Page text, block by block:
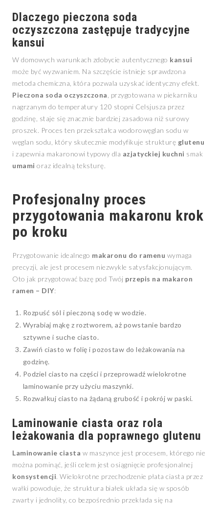
Dlaczego pieczona soda
oczyszczona zastępuje tradycyjne
kansui
W domowych warunkach zdobycie autentycznego kansui
może być wyzwaniem. Na szczęście istnieje sprawdzona
metoda chemiczna, która pozwala uzyskać identyczny efekt.
Pieczona soda oczyszczona , przygotowana w piekarniku
nagrzanym do temperatury 120 stopni Celsjusza przez
godzinę, staje się znacznie bardziej zasadowa niż surowy
proszek. Proces ten przekształca wodorowęglan sodu w
węglan sodu, który skutecznie modyfikuje strukturę glutenu
i zapewnia makaronowi typowy dla azjatyckiej kuchni smak
umami oraz idealną teksturę.
Profesjonalny proces
przygotowania makaronu krok
po kroku
Przygotowanie idealnego makaronu do ramenu wymaga
precyzji, ale jest procesem niezwykle satysfakcjonującym.
Oto jak przygotować bazę pod Twój przepis na makaron
ramen – DIY:
Rozpuść sól i pieczoną sodę w wodzie.
Wyrabiaj mąkę z roztworem, aż powstanie bardzo
sztywne i suche ciasto.
Zawiń ciasto w folię i pozostaw do leżakowania na
godzinę.
Podziel ciasto na części i przeprowadź wielokrotne
laminowanie przy użyciu maszynki.
Rozwałkuj ciasto na żądaną grubość i pokrój w paski.
Laminowanie ciasta oraz rola
leżakowania dla poprawnego glutenu
Laminowanie ciasta w maszynce jest procesem, którego nie
można pominąć, jeśli celem jest osiągnięcie profesjonalnej
konsystencji. Wielokrotne przechodzenie płata ciasta przez
wałki powoduje, że struktura białek układa się w sposób
zwarty i jednolity, co bezpośrednio przekłada się na